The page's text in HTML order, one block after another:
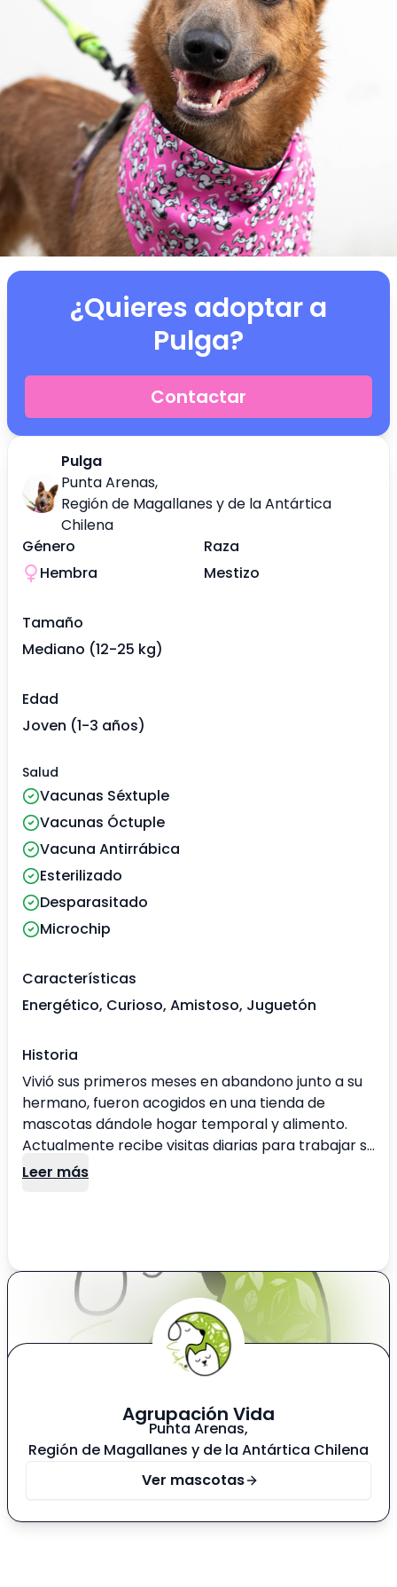
Pulga
Punta Arenas,
Región de Magallanes y de la Antártica
Chilena
Género
Hembra
Raza
Mestizo
Tamaño
Mediano (12-25 kg)
Edad
Joven (1-3 años)
Salud
Vacunas Séxtuple
Vacunas Óctuple
Vacuna Antirrábica
Esterilizado
Desparasitado
Microchip
Características
Energético, Curioso, Amistoso, Juguetón
Historia
Vivió sus primeros meses en abandono junto a su
hermano, fueron acogidos en una tienda de
mascotas dándole hogar temporal y alimento.
Actualmente recibe visitas diarias para trabajar su
socialización y paseos, ya que está en tratamiento
emociones, juegos y atención. Ya necesita
conocer lo que es pertenecer a una familia para
siempre. Recuerda: Adoptar es un acto de amor
pero, también de responsabilidad, compromiso y
Leer más
¿Quieres adoptar a
Pulga?
Contactar
Agrupación Vida
Punta Arenas,
Región de Magallanes y de la Antártica Chilena
Ver mascotas